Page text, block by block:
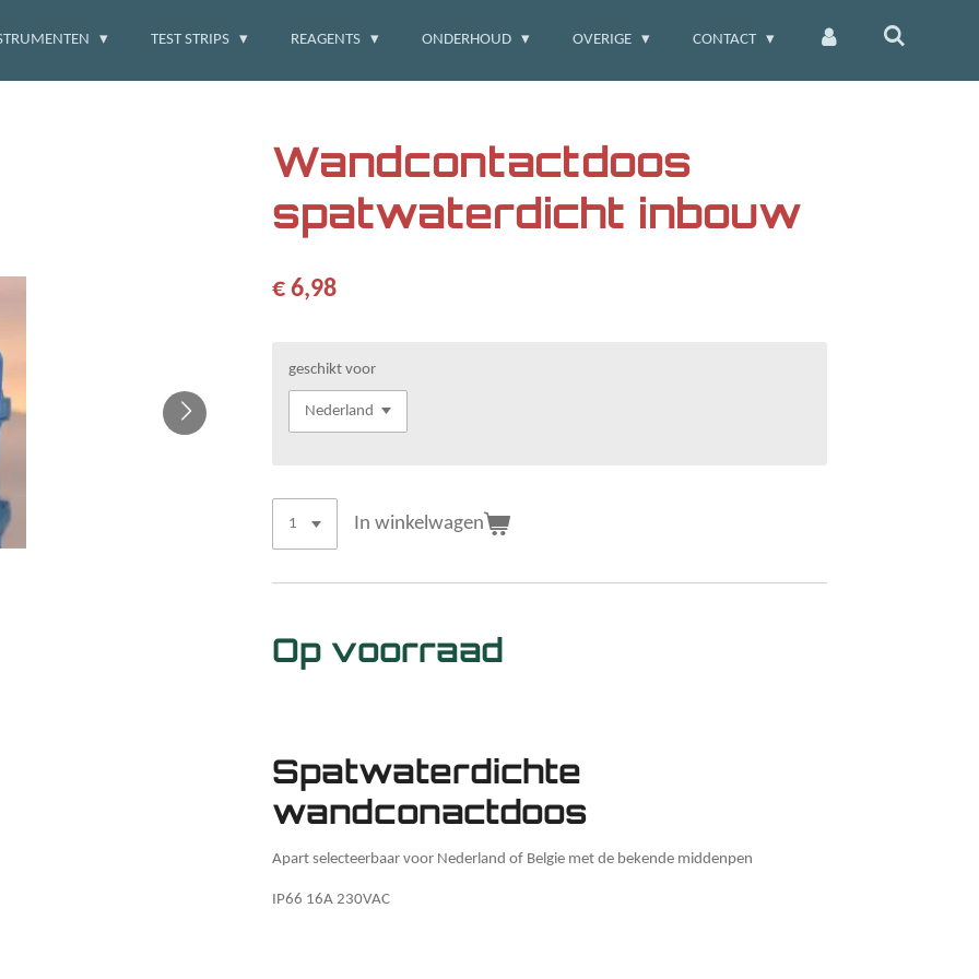
TEST STRIPS REAGENTS ONDERHOUD OVERIGE CONTACT
Wandcontactdoos
spatwaterdicht inbouw
€ 6,98
geschikt voor
In winkelwagen
Op voorraad
Spatwaterdichte
wandconactdoos
Apart selecteerbaar voor Nederland of Belgie met de bekende middenpen
IP66 16A 230VAC